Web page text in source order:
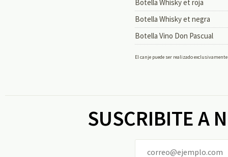
Botella Whisky et roja
Botella Whisky et negra
Botella Vino Don Pascual
El canje puede ser realizado
SUSCRIBITE A